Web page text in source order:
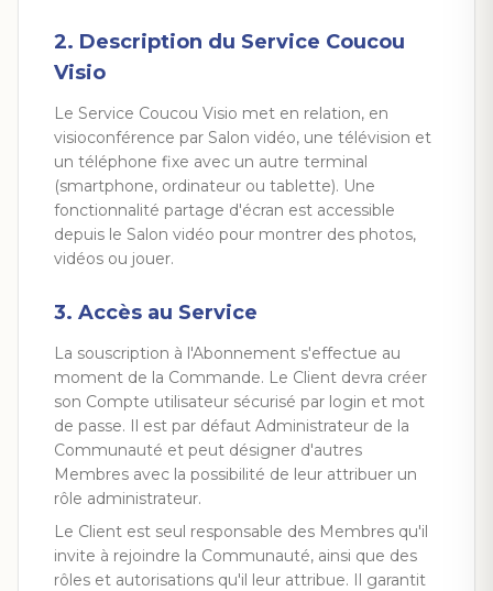
2. Description du Service Coucou
Visio
Le Service Coucou Visio met en relation, en
visioconférence par Salon vidéo, une télévision et
un téléphone fixe avec un autre terminal
(smartphone, ordinateur ou tablette). Une
fonctionnalité partage d'écran est accessible
depuis le Salon vidéo pour montrer des photos,
vidéos ou jouer.
3. Accès au Service
La souscription à l'Abonnement s'effectue au
moment de la Commande. Le Client devra créer
son Compte utilisateur sécurisé par login et mot
de passe. Il est par défaut Administrateur de la
Communauté et peut désigner d'autres
Membres avec la possibilité de leur attribuer un
rôle administrateur.
Le Client est seul responsable des Membres qu'il
invite à rejoindre la Communauté, ainsi que des
rôles et autorisations qu'il leur attribue. Il garantit